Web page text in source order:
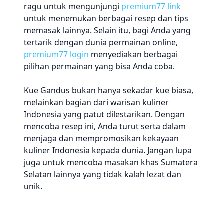
ragu untuk mengunjungi premium77 link
untuk menemukan berbagai resep dan tips
memasak lainnya. Selain itu, bagi Anda yang
tertarik dengan dunia permainan online,
premium77 login menyediakan berbagai
pilihan permainan yang bisa Anda coba.
Kue Gandus bukan hanya sekadar kue biasa,
melainkan bagian dari warisan kuliner
Indonesia yang patut dilestarikan. Dengan
mencoba resep ini, Anda turut serta dalam
menjaga dan mempromosikan kekayaan
kuliner Indonesia kepada dunia. Jangan lupa
juga untuk mencoba masakan khas Sumatera
Selatan lainnya yang tidak kalah lezat dan
unik.